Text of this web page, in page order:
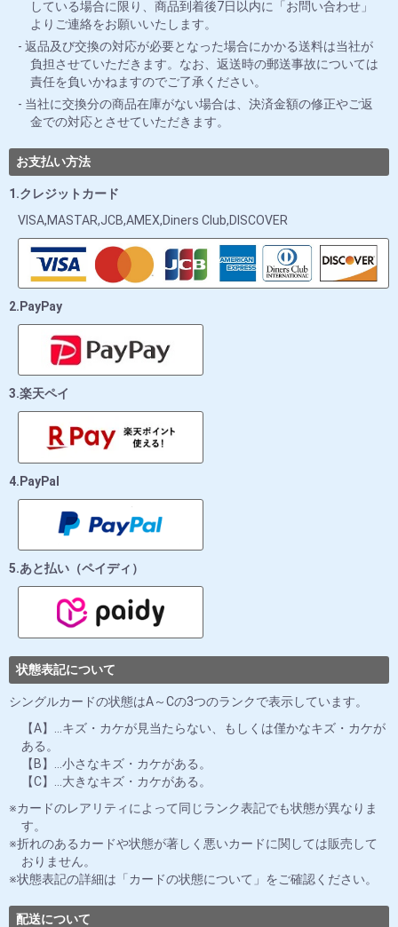
している場合に限り、商品到着後7日以内に「お問い合わせ」
よりご連絡をお願いいたします。
返品及び交換の対応が必要となった場合にかかる送料は当社が
負担させていただきます。なお、返送時の郵送事故については
責任を負いかねますのでご了承ください。
当社に交換分の商品在庫がない場合は、決済金額の修正やご返
金での対応とさせていただきます。
お支払い方法
1.クレジットカード
VISA,MASTAR,JCB,AMEX,Diners Club,DISCOVER
2.PayPay
3.楽天ペイ
4.PayPal
5.あと払い（ペイディ）
状態表記について
シングルカードの状態はA～Cの3つのランクで表示しています。
【A】…キズ・カケが見当たらない、もしくは僅かなキズ・カケが
ある。
【B】…小さなキズ・カケがある。
【C】…大きなキズ・カケがある。
カードのレアリティによって同じランク表記でも状態が異なりま
す。
折れのあるカードや状態が著しく悪いカードに関しては販売して
おりません。
状態表記の詳細は「カードの状態について」をご確認ください。
配送について